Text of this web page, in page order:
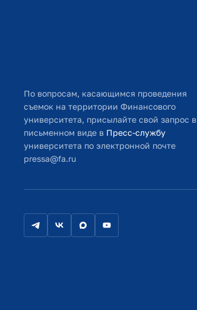
По вопросам, касающимся проведения
съемок на территории Финансового
университета, присылайте свой запрос в
письменном виде в Пресс-службу
университета по электронной почте
pressa@fa.ru